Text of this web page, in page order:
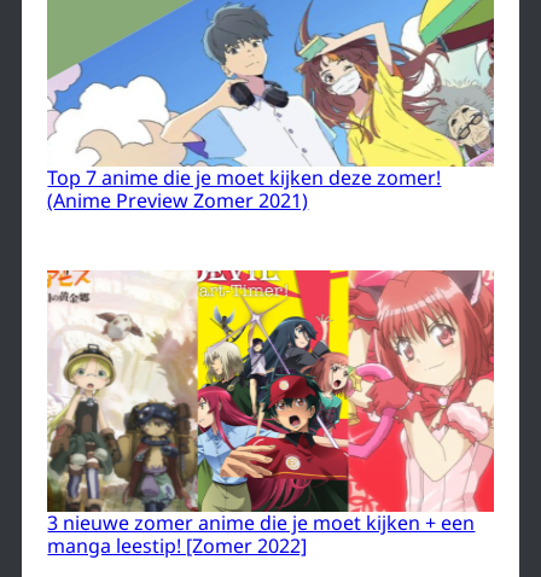
Top 7 anime die je moet kijken deze zomer!
(Anime Preview Zomer 2021)
3 nieuwe zomer anime die je moet kijken + een
manga leestip! [Zomer 2022]